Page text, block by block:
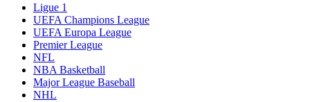
Ligue 1
UEFA Champions League
UEFA Europa League
Premier League
NFL
NBA Basketball
Major League Baseball
NHL